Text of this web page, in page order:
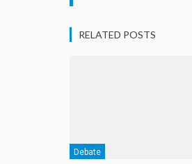
RELATED POSTS
Debate